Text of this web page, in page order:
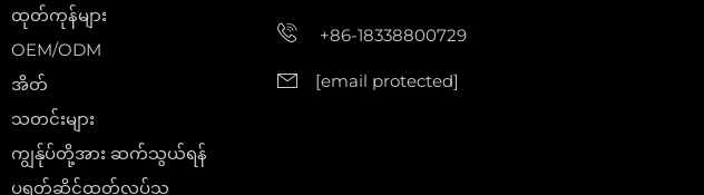
ထုတ်ကုန်များ
OEM/ODM
အိတ်
သတင်းများ
ကျွန်ုပ်တို့အား ဆက်သွယ်ရန်
ပရုတ်ဆိုင်ထုတ်လုပ်သူ
+86-18338800729
[email protected]